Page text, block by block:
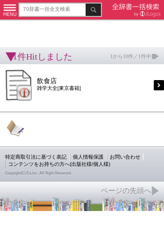
1件Hitしました 1から10件／1件中
飲食店
雑学大全[東京書籍]
特定商取引法に基づく表記 個人情報保護
お問い合わせ
コンテンツをお持ちの方へ(出版社様/個人様)
Copyright(C) Ea.Inc. All Right Reserved.
ページの先頭へ